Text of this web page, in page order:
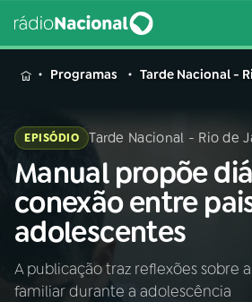
MENU
Buscar
na
Rádio
Nacional
Buscar
AO VIVO
Programas Tarde Nacional -
EPISÓDIO Tarde Nacional - Rio de
Manual propõe
conexão entre
adolescentes
A publicação traz reflexões sobre
familiar durante a adolescência